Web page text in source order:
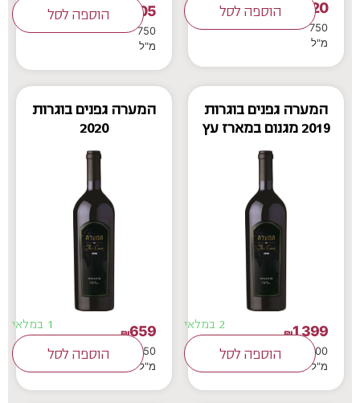
120
750
מ"ל
הוספה לסל 105
750
מ"ל
הוספה לסל
המערה גפנים בוגרות
2019 מגנום במארז עץ
₪1,399
1500
מ"ל
2 במלאי
הוספה לסל
המערה גפנים בוגרות
2020
₪659
750
מ"ל
1 במלאי
הוספה לסל